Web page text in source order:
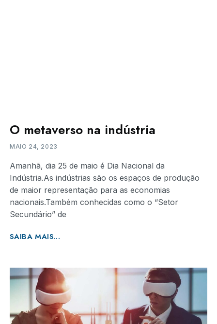
O metaverso na indústria
MAIO 24, 2023
Amanhã, dia 25 de maio é Dia Nacional da
Indústria.As indústrias são os espaços de produção
de maior representação para as economias
nacionais.Também conhecidas como o “Setor
Secundário” de
SAIBA MAIS...